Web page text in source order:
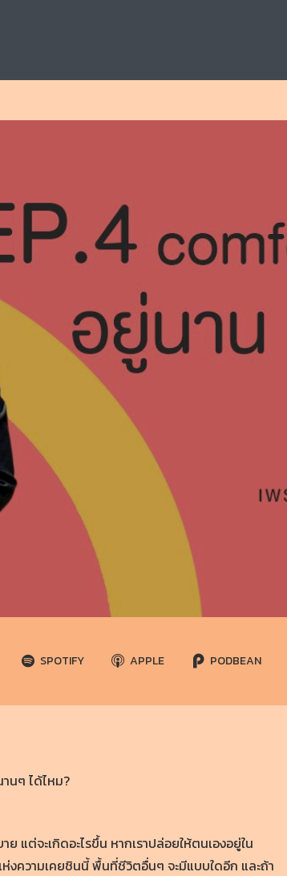
SPOTIFY APPLE PODBEAN
นๆ ได้ไหม?
ต่จะเกิดอะไรขึ้น หากเราปล่อยให้ตนเองอยู่ใน
งความเคยชินนี้ พื้นที่ชีวิตอื่นๆ จะมีแบบใดอีก และถ้า